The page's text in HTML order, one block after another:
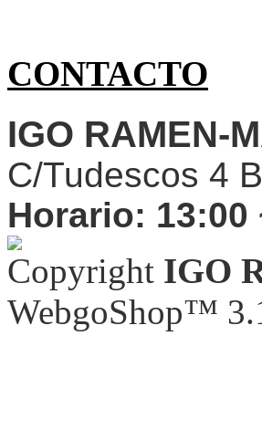
CONTACTO
IGO RAMEN-
C/Tudescos 4
Horario: 13:00
Copyright IGO
WebgoShop™